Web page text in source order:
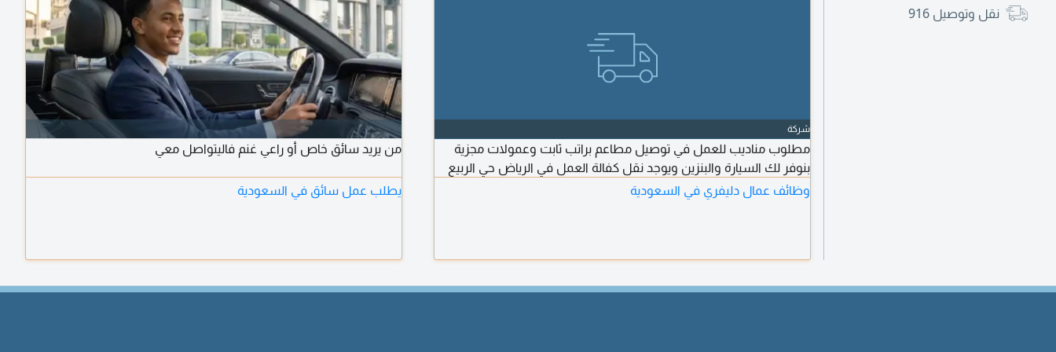
نقل وتوصيل 916
شركة
مطلوب مناديب للعمل في توصيل مطاعم براتب ثابت وعمولات مجزية
بنوفر لك السيارة والبنزين ويوجد نقل كفالة العمل في الرياض حي الربيع
وظائف عمال دليفري في السعودية
من يريد سائق خاص أو راعي غنم فاليتواصل معي
يطلب عمل سائق في السعودية